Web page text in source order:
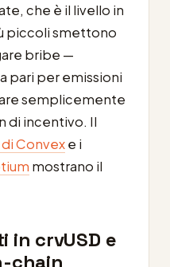
che è il livello in
piccoli smettono
bribe —
pari per emissioni
semplicemente
di incentivo. Il
Convexe i
mostrano il
in crvUSD e
chain